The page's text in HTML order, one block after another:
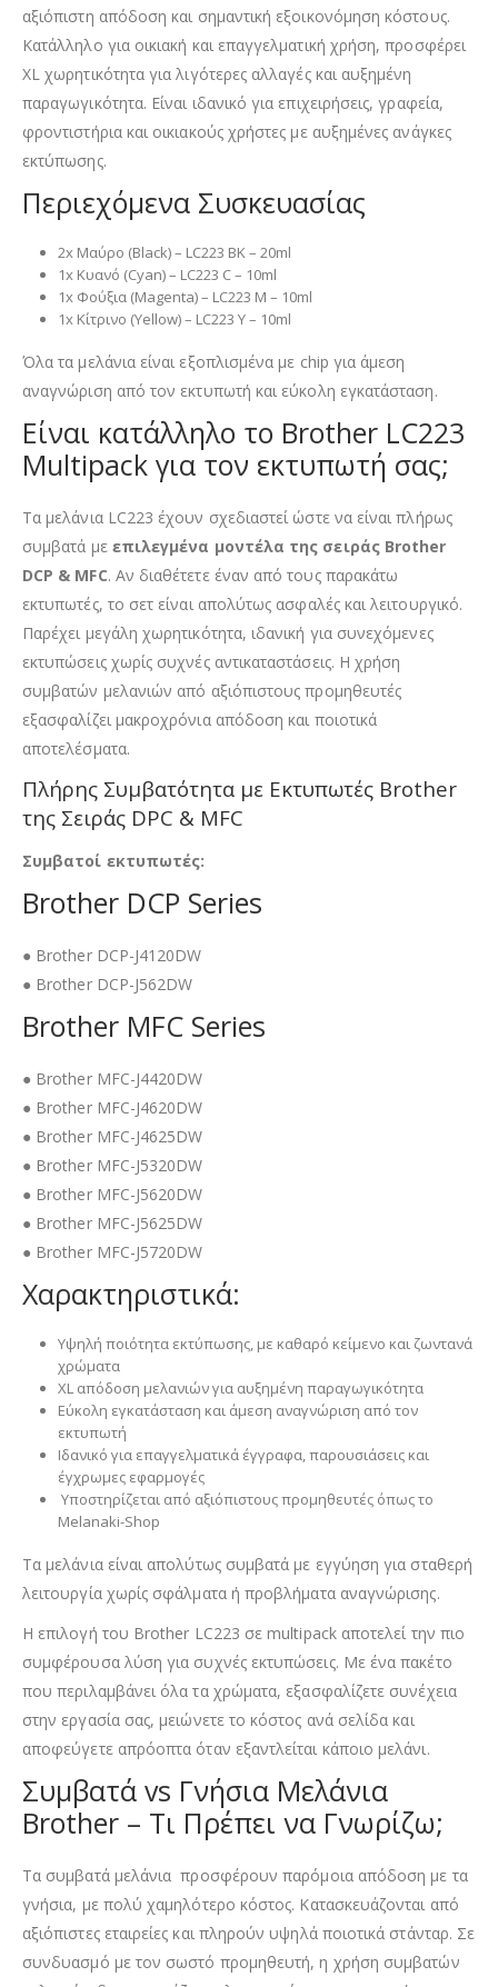
αξιόπιστη απόδοση και σημαντική εξοικονόμηση κόστους.
Κατάλληλο για οικιακή και επαγγελματική χρήση, προσφέρει
XL χωρητικότητα για λιγότερες αλλαγές και αυξημένη
παραγωγικότητα. Είναι ιδανικό για επιχειρήσεις, γραφεία,
φροντιστήρια και οικιακούς χρήστες με αυξημένες ανάγκες
εκτύπωσης.
Περιεχόμενα Συσκευασίας
2x Μαύρο (Black) – LC223 BK – 20ml
1x Κυανό (Cyan) – LC223 C – 10ml
1x Φούξια (Magenta) – LC223 M – 10ml
1x Κίτρινο (Yellow) – LC223 Y – 10ml
Όλα τα μελάνια είναι εξοπλισμένα με chip για άμεση
αναγνώριση από τον εκτυπωτή και εύκολη εγκατάσταση.
Είναι κατάλληλο το Brother LC223
Multipack για τον εκτυπωτή σας;
Τα μελάνια LC223 έχουν σχεδιαστεί ώστε να είναι πλήρως
συμβατά μεεπιλεγμένα μοντέλα της σειράς Brother
DCP & MFC. Αν διαθέτετε έναν από τους παρακάτω
εκτυπωτές, το σετ είναι απολύτως ασφαλές και λειτουργικό.
Παρέχει μεγάλη χωρητικότητα, ιδανική για συνεχόμενες
εκτυπώσεις χωρίς συχνές αντικαταστάσεις. Η χρήση
συμβατών μελανιών από αξιόπιστους προμηθευτές
εξασφαλίζει μακροχρόνια απόδοση και ποιοτικά
αποτελέσματα.
Πλήρης Συμβατότητα με Εκτυπωτές Brother
της Σειράς DPC & MFC
Συμβατοί εκτυπωτές:
Brother DCP Series
● Brother DCP-J4120DW
● Brother DCP-J562DW
Brother MFC Series
● Brother MFC-J4420DW
● Brother MFC-J4620DW
● Brother MFC-J4625DW
● Brother MFC-J5320DW
● Brother MFC-J5620DW
● Brother MFC-J5625DW
● Brother MFC-J5720DW
Χαρακτηριστικά:
Υψηλή ποιότητα εκτύπωσης, με καθαρό κείμενο και ζωντανά
χρώματα
XL απόδοση μελανιών για αυξημένη παραγωγικότητα
Εύκολη εγκατάσταση και άμεση αναγνώριση από τον
εκτυπωτή
Ιδανικό για επαγγελματικά έγγραφα, παρουσιάσεις και
έγχρωμες εφαρμογές
Υποστηρίζεται από αξιόπιστους προμηθευτές όπως το
Melanaki-Shop
Τα μελάνια είναι απολύτως συμβατά με εγγύηση για σταθερή
λειτουργία χωρίς σφάλματα ή προβλήματα αναγνώρισης.
Η επιλογή του Brother LC223 σε multipack αποτελεί την πιο
συμφέρουσα λύση για συχνές εκτυπώσεις. Με ένα πακέτο
που περιλαμβάνει όλα τα χρώματα, εξασφαλίζετε συνέχεια
στην εργασία σας, μειώνετε το κόστος ανά σελίδα και
αποφεύγετε απρόοπτα όταν εξαντλείται κάποιο μελάνι.
Συμβατά vs Γνήσια Μελάνια
Brother – Τι Πρέπει να Γνωρίζω;
Τα συμβατά μελάνια προσφέρουν παρόμοια απόδοση με τα
γνήσια, με πολύ χαμηλότερο κόστος. Κατασκευάζονται από
αξιόπιστες εταιρείες και πληρούν υψηλά ποιοτικά στάνταρ. Σε
συνδυασμό με τον σωστό προμηθευτή, η χρήση συμβατών